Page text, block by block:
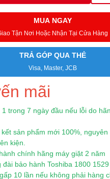
MUA NGAY
Tận Nơi Hoặc Nhận Tại Cửa Hàng
TRẢ GÓP QUA THẺ
Visa, Master, JCB
mãi
1 trong 7 ngày đầu nếu lỗi do
kết sản phẩm mới 100%, nguyên
kiện.
chính hãng máy giặt 2 năm
đài bảo hành Toshiba 1800 1529
10 lần nếu không phải hàng